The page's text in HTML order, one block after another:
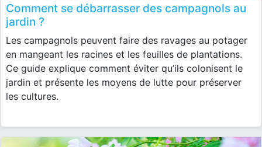
Comment se débarrasser des campagnols au
jardin ?
Les campagnols peuvent faire des ravages au potager
en mangeant les racines et les feuilles de plantations.
Ce guide explique comment éviter qu’ils colonisent le
jardin et présente les moyens de lutte pour préserver
les cultures.